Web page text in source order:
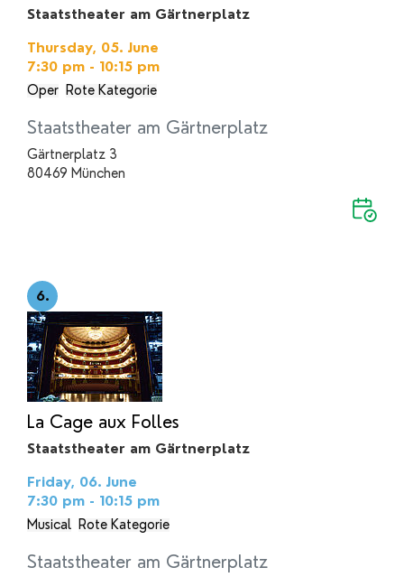
Staatstheater am Gärtnerplatz
Thursday, 05. June
7:30 pm - 10:15 pm
Oper Rote Kategorie
Staatstheater am Gärtnerplatz
Gärtnerplatz 3
80469 München
6.
La Cage aux Folles
Staatstheater am Gärtnerplatz
Friday, 06. June
7:30 pm - 10:15 pm
Musical Rote Kategorie
Staatstheater am Gärtnerplatz